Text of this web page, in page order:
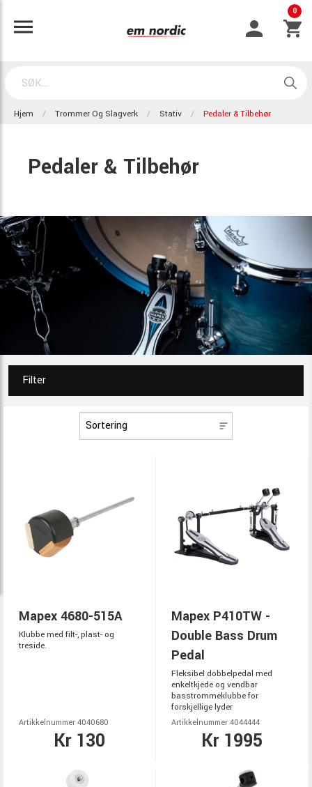
0
Hjem Trommer Og Slagverk Stativ Pedaler & Tilbehør
Pedaler & Tilbehør
Filter
Mapex 4680-515A
Klubbe med filt-, plast- og
treside.
Artikkelnummer 4040680
Kr 130
Mapex P410TW -
Double Bass Drum
Pedal
Fleksibel dobbelpedal med
enkeltkjede og vendbar
basstrommeklubbe for
forskjellige lyder
Artikkelnummer 4044444
Kr 1995